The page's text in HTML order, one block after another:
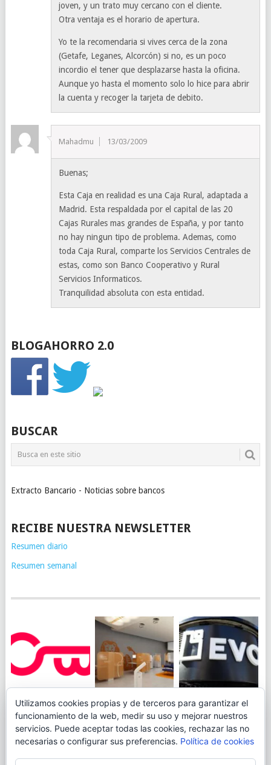
joven, y un trato muy cercano con el cliente.
Otra ventaja es el horario de apertura.
Yo te la recomendaria si vives cerca de la zona
(Getafe, Leganes, Alcorcón) si no, es un poco
incordio el tener que desplazarse hasta la oficina.
Aunque yo hasta el momento solo lo hice para abrir
la cuenta y recoger la tarjeta de debito.
Mahadmu 13/03/2009
Buenas;
Esta Caja en realidad es una Caja Rural, adaptada a
Madrid. Esta respaldada por el capital de las 20
Cajas Rurales mas grandes de España, y por tanto
no hay ningun tipo de problema. Ademas, como
toda Caja Rural, comparte los Servicios Centrales de
estas, como son Banco Cooperativo y Rural
Servicios Informaticos.
Tranquilidad absoluta con esta entidad.
BLOGAHORRO 2.0
BUSCAR
Extracto Bancario - Noticias sobre bancos
RECIBE NUESTRA NEWSLETTER
Resumen diario
Resumen semanal
JUEGA AL
CANICÓDROMO
DIGITAL DE
OPENBANK
ING TOCA SUELO EN
LA RENTABILIDAD
DE SU CUENTA
NARANJA: 0,01% TAE
EVO BANK
PERMITIRÁ
INGRESAR DINERO
DESDE LAS OFICINAS
Utilizamos cookies propias y de terceros para garantizar el
funcionamiento de la web, medir su uso y mejorar nuestros
servicios. Puede aceptar todas las cookies, rechazar las no
necesarias o configurar sus preferencias. Política de cookies